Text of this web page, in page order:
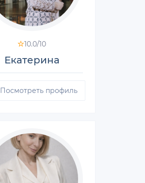
10.0/10
Екатерина
Посмотреть профиль